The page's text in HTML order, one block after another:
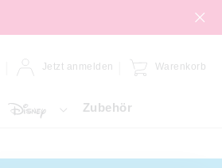
Jetzt anmelden Warenkorb
Zubehör